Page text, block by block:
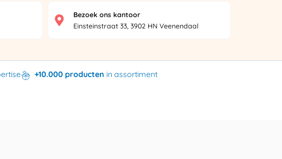
Bezoek ons kantoor
Einsteinstraat 33, 3902 HN Veenendaal
+10.000 producten in assortiment